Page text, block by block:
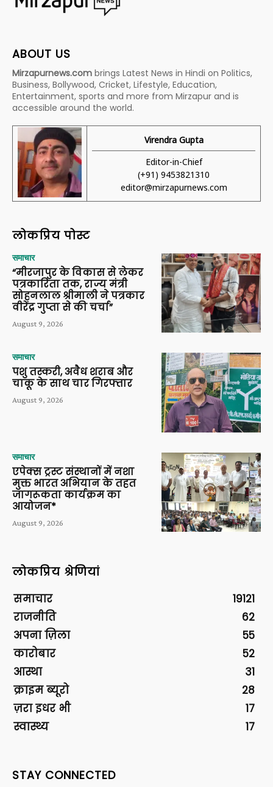
ABOUT US
Mirzapurnews.com brings Latest News in Hindi on Politics,
Business, Bollywood, Cricket, Lifestyle, Education,
Entertainment, sports and more from Mirzapur and is
accessible around the world.
Virendra Gupta
Editor-in-Chief
(+91) 9453821310
editor@mirzapurnews.com
लोकप्रिय पोस्ट
समाचार
“मीरजापुर के विकास से लेकर
पत्रकारिता तक, राज्य मंत्री
सोहनलाल श्रीमाली ने पत्रकार
वीरेंद्र गुप्ता से की चर्चा”
August 9, 2026
समाचार
पशु तस्करी, अवैध शराब और
चाकू के साथ चार गिरफ्तार
August 9, 2026
समाचार
एपेक्स ट्रस्ट संस्थानों में नशा
मुक्त भारत अभियान के तहत
जागरूकता कार्यक्रम का
आयोजन*
August 9, 2026
लोकप्रिय श्रेणियां
समाचार
19121
राजनीति
62
अपना ज़िला
55
कारोबार
52
आस्था
31
क्राइम ब्यूरो
28
ज़रा इधर भी
17
स्वास्थ्य
17
STAY CONNECTED